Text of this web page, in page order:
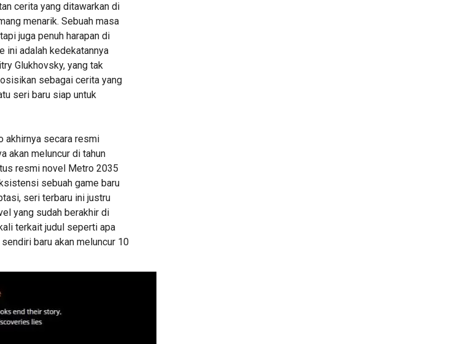
cerita yang ditawarkan di
menarik. Sebuah masa
juga penuh harapan di
ini adalah kedekatannya
Glukhovsky, yang tak
sebagai cerita yang
seri baru siap untuk
akhirnya secara resmi
akan meluncur di tahun
resmi novel Metro 2035
sebuah game baru
seri terbaru ini justru
yang sudah berakhir di
terkait judul seperti apa
baru akan meluncur 10